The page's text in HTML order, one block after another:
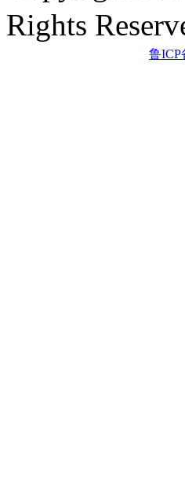
Rights
鲁ICP